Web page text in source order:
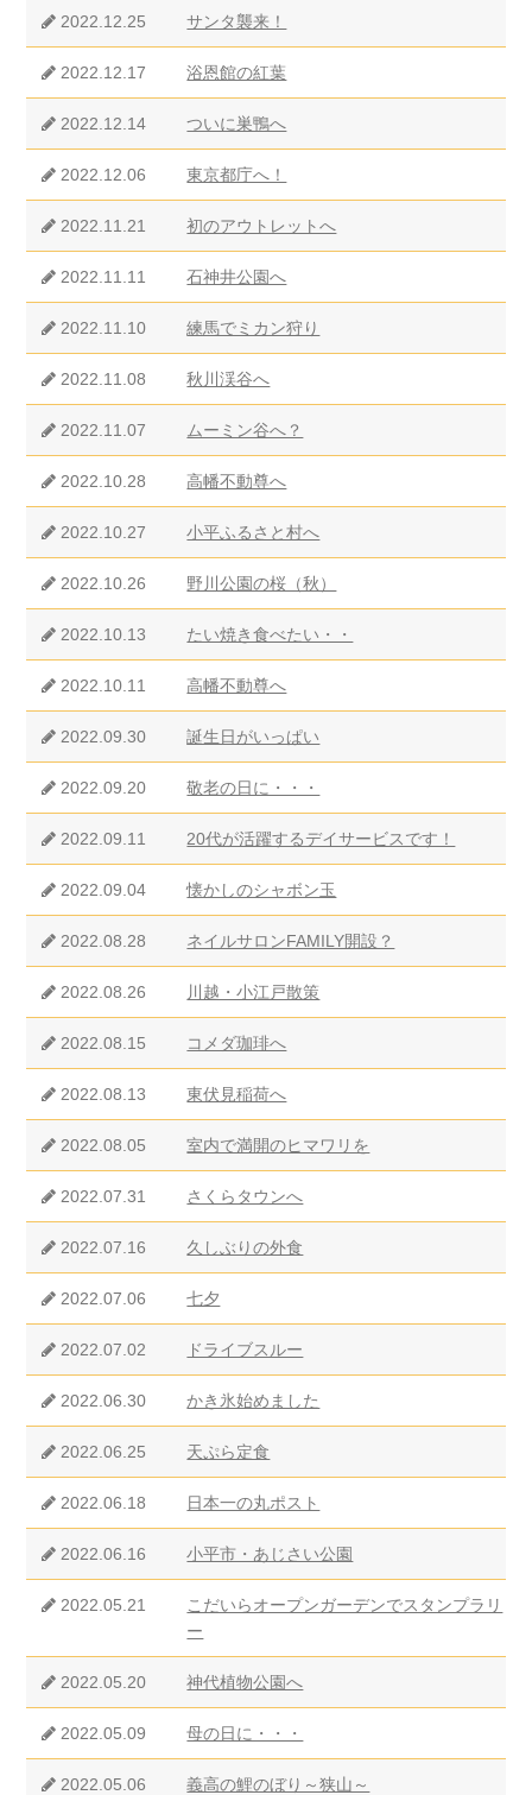
2022.12.25 サンタ襲来！
2022.12.17 浴恩館の紅葉
2022.12.14 ついに巣鴨へ
2022.12.06 東京都庁へ！
2022.11.21 初のアウトレットへ
2022.11.11 石神井公園へ
2022.11.10 練馬でミカン狩り
2022.11.08 秋川渓谷へ
2022.11.07 ムーミン谷へ？
2022.10.28 高幡不動尊へ
2022.10.27 小平ふるさと村へ
2022.10.26 野川公園の桜（秋）
2022.10.13 たい焼き食べたい・・
2022.10.11 高幡不動尊へ
2022.09.30 誕生日がいっぱい
2022.09.20 敬老の日に・・・
2022.09.11 20代が活躍するデイサービスです！
2022.09.04 懐かしのシャボン玉
2022.08.28 ネイルサロンFAMILY開設？
2022.08.26 川越・小江戸散策
2022.08.15 コメダ珈琲へ
2022.08.13 東伏見稲荷へ
2022.08.05 室内で満開のヒマワリを
2022.07.31 さくらタウンへ
2022.07.16 久しぶりの外食
2022.07.06 七夕
2022.07.02 ドライブスルー
2022.06.30 かき氷始めました
2022.06.25 天ぷら定食
2022.06.18 日本一の丸ポスト
2022.06.16 小平市・あじさい公園
2022.05.21
こだいらオープンガーデンでスタンプラリ
ー
2022.05.20 神代植物公園へ
2022.05.09 母の日に・・・
2022.05.06 義高の鯉のぼり～狭山～